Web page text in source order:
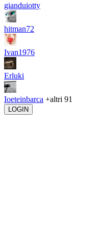
gianduiotty
hitman72
Ivan1976
Erluki
Ioeteinbarca +altri 91
LOGIN